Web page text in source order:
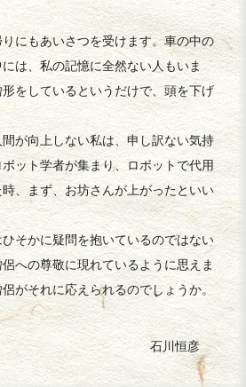
にもあいさつを受けます。車の中の
は、私の記憶に全然ない人もいま
をしているというだけで、頭を下げ
が向上しない私は、申し訳ない気持
ット学者が集まり、ロボットで代用
、まず、お坊さんが上がったといい
そかに疑問を抱いているのではない
への尊敬に現れているように思えま
がそれに応えられるのでしょうか。
石川恒彦